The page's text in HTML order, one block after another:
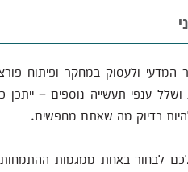
ולעסוק במחקר ופיתוח
ענפי תעשייה נוספים – ייתכן
להיות בדיוק מה שאתם מחפשים.
לכם לבחור באחת ממגמות